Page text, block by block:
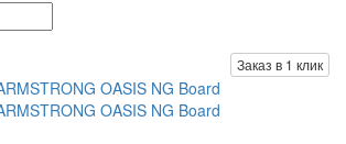
Заказ в 1 клик